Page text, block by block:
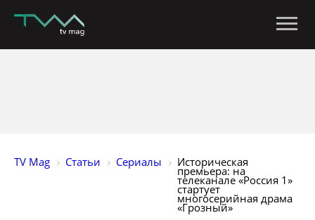
TV Mag Статьи Сериалы Историческая
премьера: на
телеканале «Россия 1»
стартует
многосерийная драма
«Грозный»